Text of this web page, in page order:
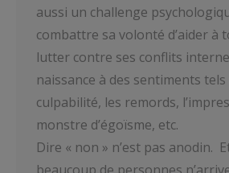
aussi un challenge
combattre sa volonté d’aider à
lutter contre ses conflits
naissance à des sentiments tels
culpabilité, les remords,
monstre d’égoïsme, etc.
Dire « non » n’est pas anodin.